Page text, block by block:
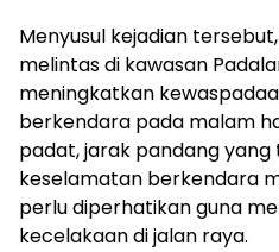
Menyusul kejadian
melintas di kawasan
meningkatkan
berkendara pada malam
padat, jarak pandang
keselamatan berkendara
perlu diperhatikan guna
kecelakaan di jalan raya.